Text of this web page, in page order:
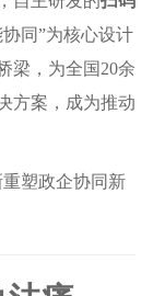
同”为核心设计
梁，为全国20余
方案，成为推动